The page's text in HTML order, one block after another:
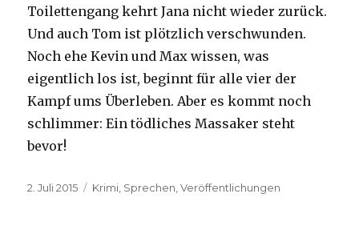
Toilettengang kehrt Jana nicht wieder zurück.
Und auch Tom ist plötzlich verschwunden.
Noch ehe Kevin und Max wissen, was
eigentlich los ist, beginnt für alle vier der
Kampf ums Überleben. Aber es kommt noch
schlimmer: Ein tödliches Massaker steht
bevor!
Veröffentlicht
2. Juli 2015 Kategorien
Krimi Sprechen ,Veröffentlichungen